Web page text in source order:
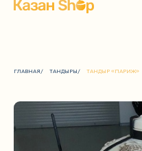
ГЛАВНАЯ/ ТАНДЫРЫ/ ТАНДЫР «ПАРИЖ»